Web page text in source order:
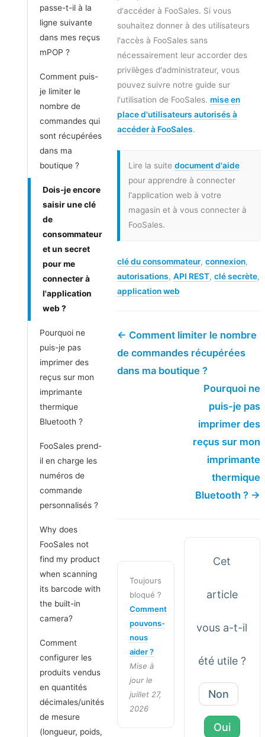
passe-t-il à la
ligne suivante
dans mes reçus
mPOP ?
Comment puis-
je limiter le
nombre de
commandes qui
sont récupérées
dans ma
boutique ?
Dois-je encore
saisir une clé
de
consommateur
et un secret
pour me
connecter à
l'application
web ?
Pourquoi ne
puis-je pas
imprimer des
reçus sur mon
imprimante
thermique
Bluetooth ?
FooSales prend-
il en charge les
numéros de
commande
personnalisés ?
Why does
FooSales not
find my product
when scanning
its barcode with
the built-in
camera?
Comment
configurer les
produits vendus
en quantités
décimales/unités
de mesure
(longueur, poids,
d'accéder à FooSales. Si vous
souhaitez donner à des utilisateurs
l'accès à FooSales sans
nécessairement leur accorder des
privilèges d'administrateur, vous
pouvez suivre notre guide sur
l'utilisation de FooSales. mise en
place d'utilisateurs autorisés à
accéder à FooSales.
Lire la suite document d'aide
pour apprendre à connecter
l'application web à votre
magasin et à vous connecter à
FooSales.
clé du consommateur, connexion,
autorisations, API REST, clé secrète,
application web
← Comment limiter le nombre
de commandes récupérées
dans ma boutique ?
Pourquoi ne
puis-je pas
imprimer des
reçus sur mon
imprimante
thermique
Bluetooth ? →
Toujours
bloqué ?
Comment
pouvons-
nous
aider ?
Mise à
jour le
juillet 27,
2026
Cet
article
vous a-t-il
été utile ?
Non
Oui